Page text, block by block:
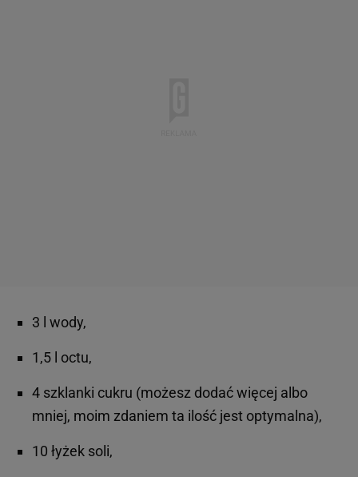
3 l wody,
1,5 l octu,
4 szklanki cukru (możesz dodać więcej albo
mniej, moim zdaniem ta ilość jest optymalna),
10 łyżek soli,